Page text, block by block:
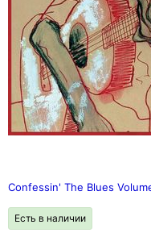
Confessin' The Blues
Есть в наличии